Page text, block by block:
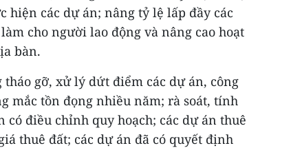
hiện các dự án; nâng tỷ lệ lấp đầy các
cho người lao động và nâng cao hoạt
bàn.
gỡ, xử lý dứt điểm các dự án, công
mắc tồn đọng nhiều năm; rà soát, tính
có điều chỉnh quy hoạch; các dự án thuê
thuê đất; các dự án đã có quyết định